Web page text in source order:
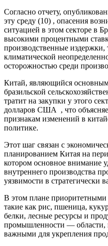
Согласно отчету,
эту среду (10) , опасения
ситуацией в этом секторе в
высокими процентными
производственные
климатической
осторожностью среди
Китай, являющийся
бразильской
тратит на закупки у этого
долларов США , что
признакам изменений в
политике.
Этот шаг связан с
планированием Китая на
котором основное внимание
внутреннего производства
уязвимости в стратегически
В этом плане приоритетными
такие как рис, пшеница,
белки, лесные ресурсы и
промышленности — области,
важными для укрепления